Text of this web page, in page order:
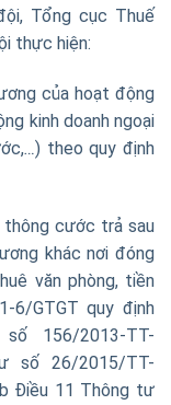
Tổng cục Thuế
thực hiện:
của hoạt động
kinh doanh ngoại
…) theo quy định
thông cước trả sau
khác nơi đóng
văn phòng, tiền
6/GTGT quy định
156/2013-TT-
số 26/2015/TT-
Điều 11 Thông tư